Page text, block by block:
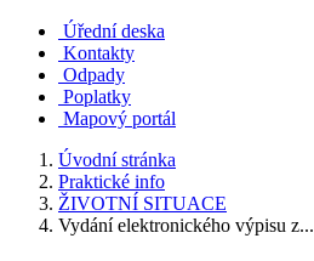
Úřední deska
Kontakty
Odpady
Poplatky
Mapový portál
Úvodní stránka
Praktické info
ŽIVOTNÍ SITUACE
Vydání elektronického výpisu z...